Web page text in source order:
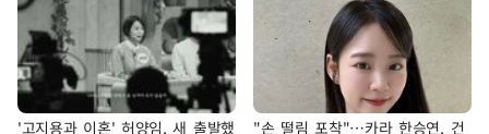
'고지용과 이혼' 허양임, 새 출발했 "손 떨림 포착"…카라 한승연, 건